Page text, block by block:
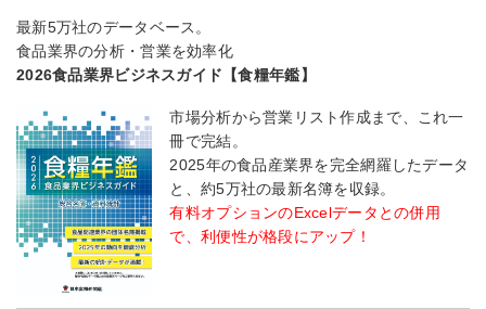
最新5万社のデータベース。
食品業界の分析・営業を効率化
2026食品業界ビジネスガイド【食糧年鑑】
市場分析から営業リスト作成まで、これ一
冊で完結。
2025年の食品産業界を完全網羅したデータ
と、約5万社の最新名簿を収録。
有料オプションのExcelデータとの併用
で、利便性が格段にアップ！